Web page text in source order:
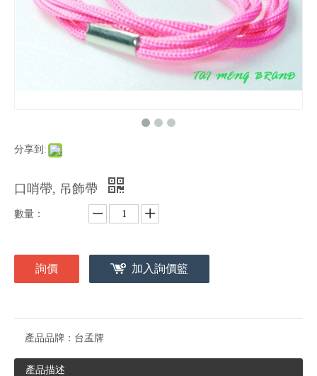
分享到:
口哨帶, 吊飾帶
數量：
詢價 加入詢價籃
產品品牌： 台孟牌
產品描述